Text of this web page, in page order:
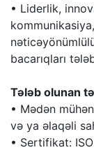
• Liderlik,
bacarıqları
Tələb olunan
• Mədən
və ya əlaqəli
• Sertifikat: